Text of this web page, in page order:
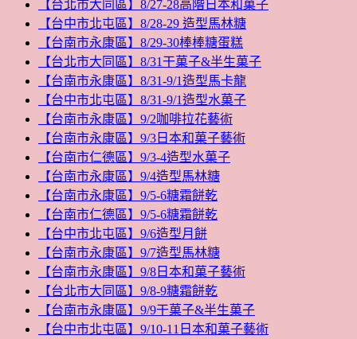
【台北市大同區】8/27-28高階日本和菓子
【台中市北屯區】8/28-29 造型馬林糖
【台南市永康區】8/29-30棒棒糖蛋糕
【台北市大同區】8/31干菓子&半生菓子
【台南市永康區】8/31-9/1造型馬卡龍
【台中市北屯區】8/31-9/1造型水菓子
【台南市永康區】9/2咖啡拉花藝術
【台南市永康區】9/3日本和菓子藝術
【台南市仁德區】9/3-4造型水菓子
【台南市永康區】9/4造型馬林糖
【台南市永康區】9/5-6糖霜餅乾
【台南市仁德區】9/5-6糖霜餅乾
【台中市北屯區】9/6造型月餅
【台南市永康區】9/7造型馬林糖
【台南市永康區】9/8日本和菓子藝術
【台北市大同區】9/8-9糖霜餅乾
【台南市永康區】9/9干菓子&半生菓子
【台中市北屯區】9/10-11日本和菓子藝術